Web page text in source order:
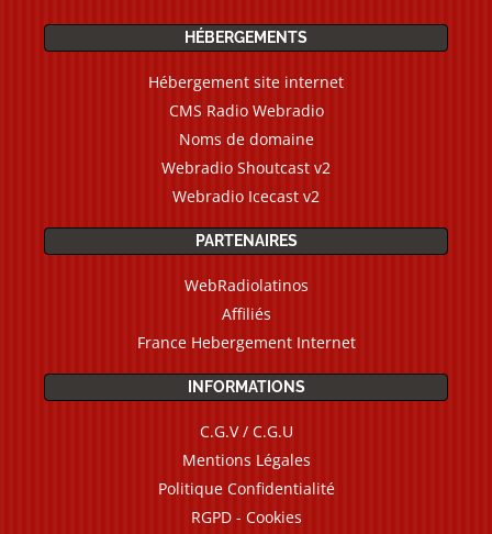
HÉBERGEMENTS
Hébergement site internet
CMS Radio Webradio
Noms de domaine
Webradio Shoutcast v2
Webradio Icecast v2
PARTENAIRES
WebRadiolatinos
Affiliés
France Hebergement Internet
INFORMATIONS
C.G.V / C.G.U
Mentions Légales
Politique Confidentialité
RGPD - Cookies